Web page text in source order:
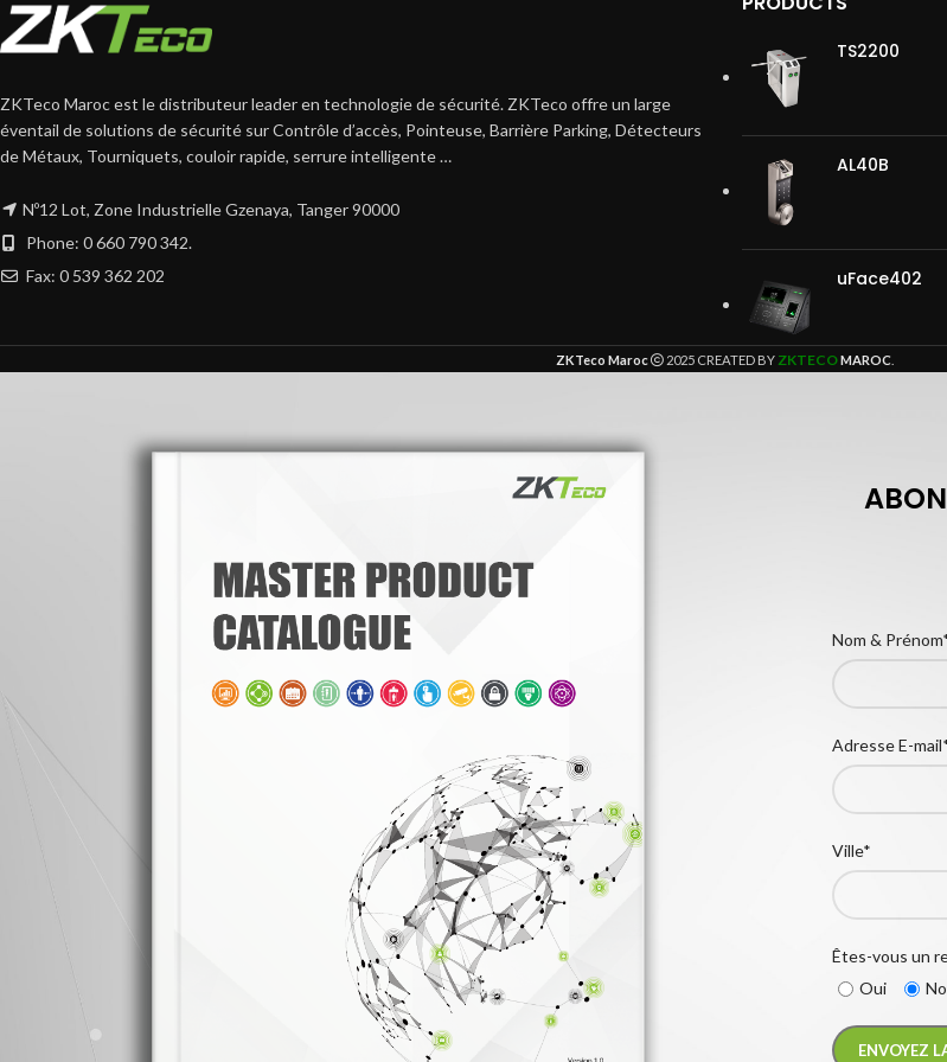
sécurité supplémentaire, mais accélère le
processus de connexion.
ZKTeco Maroc est le distributeur leader en technologie de sécurité. ZKTeco offre un large
éventail de solutions de sécurité sur Contrôle d’accès, Pointeuse, Barrière Parking, Détecteurs
de Métaux, Tourniquets, couloir rapide, serrure intelligente …
Nº12 Lot, Zone Industrielle Gzenaya, Tanger 90000
Phone: 0 660 790 342.
Fax: 0 539 362 202
TS2200
AL40B
uFace402
ZKTeco Maroc 2025 CREATED BY ZKTECOMAROC.
Nom &
Adresse E-
Ville*
Êtes-vous un
Oui